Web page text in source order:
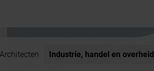
Architecten Industrie, handel en overheid